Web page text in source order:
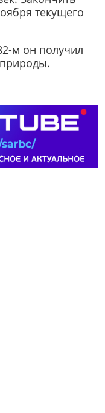
текущего
м он получил
природы.